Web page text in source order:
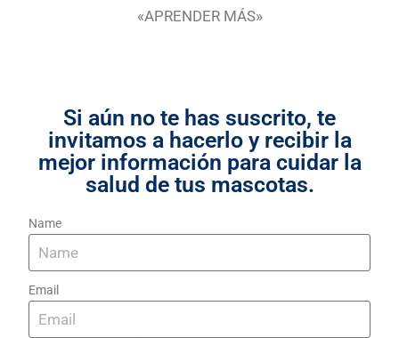
«APRENDER MÁS»
Si aún no te has suscrito, te
invitamos a hacerlo y recibir la
mejor información para cuidar la
salud de tus mascotas.
Name
Email